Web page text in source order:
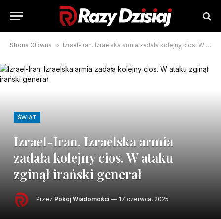
Strona Główna » Izrael-Iran. Izraelska armia zadała kolejny cios. W ataku zginął irański generał
ŚWIAT
Izrael-Iran. Izraelska armia
zadała kolejny cios. W ataku
zginął irański generał
Przez Pokój Wiadomości 17 czerwca, 2025